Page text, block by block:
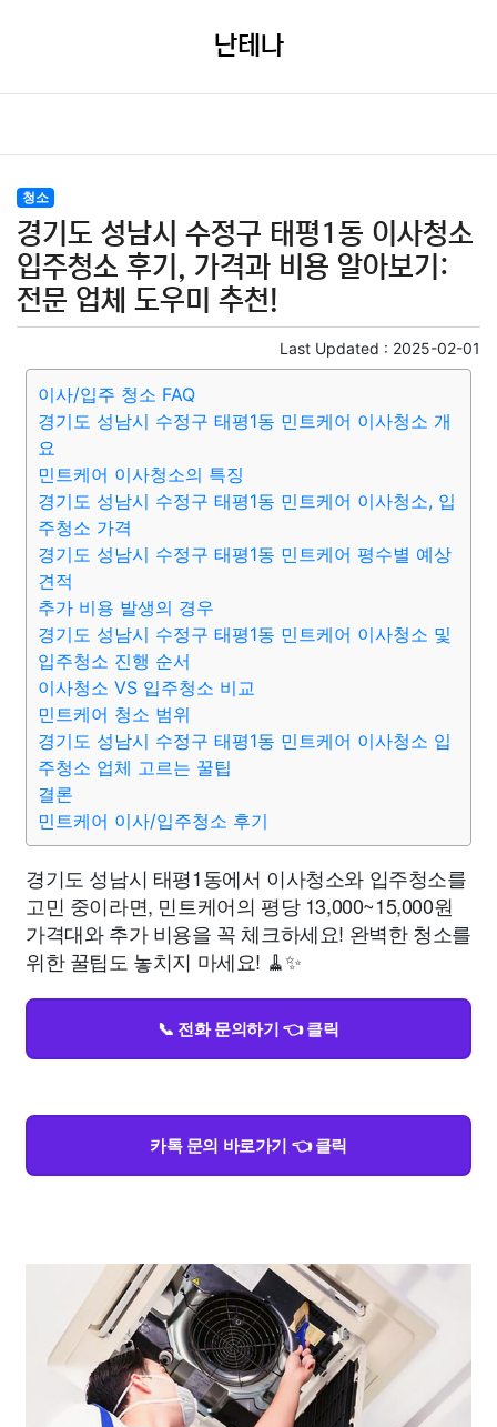
난테나
청소
경기도 성남시 수정구 태평1동 이사청소
입주청소 후기, 가격과 비용 알아보기:
전문 업체 도우미 추천!
Last Updated : 2025-02-01
이사/입주 청소 FAQ
경기도 성남시 수정구 태평1동 민트케어 이사청소 개
요
민트케어 이사청소의 특징
경기도 성남시 수정구 태평1동 민트케어 이사청소, 입
주청소 가격
경기도 성남시 수정구 태평1동 민트케어 평수별 예상
견적
추가 비용 발생의 경우
경기도 성남시 수정구 태평1동 민트케어 이사청소 및
입주청소 진행 순서
이사청소 VS 입주청소 비교
민트케어 청소 범위
경기도 성남시 수정구 태평1동 민트케어 이사청소 입
주청소 업체 고르는 꿀팁
결론
민트케어 이사/입주청소 후기
경기도 성남시 태평1동에서 이사청소와 입주청소를
고민 중이라면, 민트케어의 평당 13,000~15,000원
가격대와 추가 비용을 꼭 체크하세요! 완벽한 청소를
위한 꿀팁도 놓치지 마세요! 🧹✨
📞 전화 문의하기 👈 클릭
카톡 문의 바로가기 👈 클릭